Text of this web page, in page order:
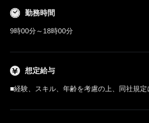
勤務時間
9時00分～18時00分
想定給与
■経験、スキル、年齢を考慮の上、同社規定